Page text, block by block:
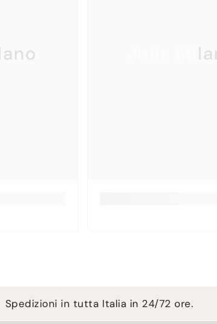
Jelis
Spedizioni in tutta Italia in 24/72 ore.